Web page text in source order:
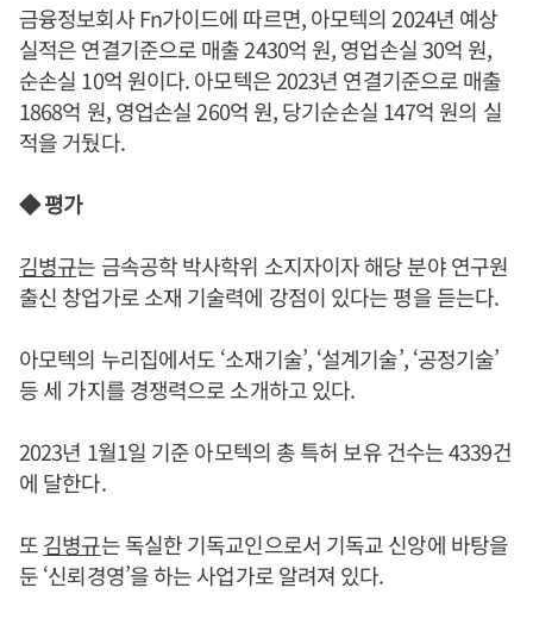
금융정보회사 Fn가이드에 따르면, 아모텍의 2024년 예상
실적은 연결기준으로 매출 2430억 원, 영업손실 30억 원,
순손실 10억 원이다. 아모텍은 2023년 연결기준으로 매출
1868억 원, 영업손실 260억 원, 당기순손실 147억 원의 실
적을 거뒀다.
◆ 평가
김병규는 금속공학 박사학위 소지자이자 해당 분야 연구원
출신 창업가로 소재 기술력에 강점이 있다는 평을 듣는다.
아모텍의 누리집에서도 ‘소재기술’, ‘설계기술’, ‘공정기술’
등 세 가지를 경쟁력으로 소개하고 있다.
2023년 1월1일 기준 아모텍의 총 특허 보유 건수는 4339건
에 달한다.
또김병규는 독실한 기독교인으로서 기독교 신앙에 바탕을
둔 ‘신뢰경영’을 하는 사업가로 알려져 있다.